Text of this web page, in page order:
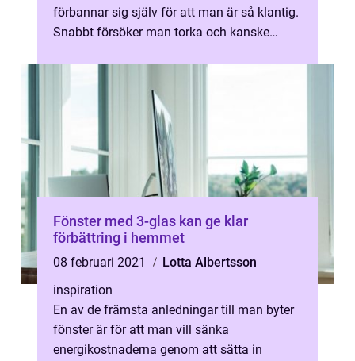
förbannar sig själv för att man är så klantig.
Snabbt försöker man torka och kanske
Fönster med 3-glas kan ge klar
förbättring i hemmet
08 februari 2021
Lotta Albertsson
inspiration
En av de främsta anledningar till man byter
fönster är för att man vill sänka
energikostnaderna genom att sätta in